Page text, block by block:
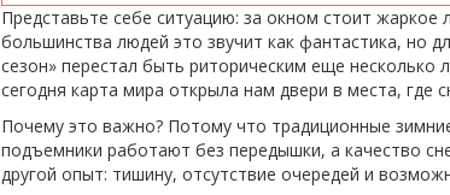
Представьте себе ситуацию: за окном стоит
большинства людей это звучит как фантастика, но
сезон» перестал быть риторическим еще несколько
сегодня карта мира открыла нам двери в места, где
Почему это важно? Потому что традиционные
подъемники работают без передышки, а качество
другой опыт: тишину, отсутствие очередей и